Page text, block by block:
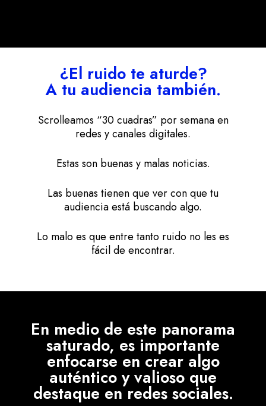
¿El ruido te aturde?
A tu audiencia también.
Scrolleamos “30 cuadras” por semana en
redes y canales digitales.
Estas son buenas y malas noticias.
Las buenas tienen que ver con que tu
audiencia está buscando algo.
Lo malo es que entre tanto ruido no les es
fácil de encontrar.
En medio de este panorama
saturado, es importante
enfocarse en crear algo
auténtico y valioso que
destaque en redes sociales.